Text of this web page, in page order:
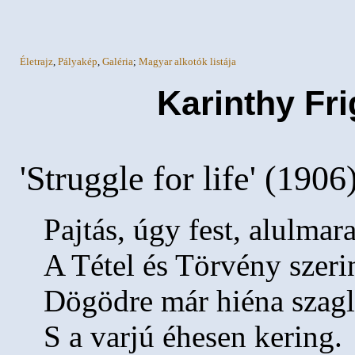
Életrajz, Pályakép, Galéria; Magyar alkotók listája
Karinthy
'Struggle for life'
Pajtás, úgy fest,
A Tétel és Törvény
Dögödre már hiéna
S a varjú éhesen kering.